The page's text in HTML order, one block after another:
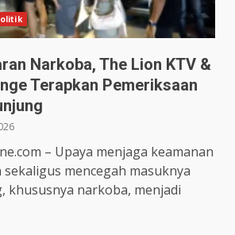
Narkoba, The Lion KTV &
Terapkan Pemeriksaan
– Upaya menjaga keamanan
mencegah masuknya
khususnya narkoba, menjadi